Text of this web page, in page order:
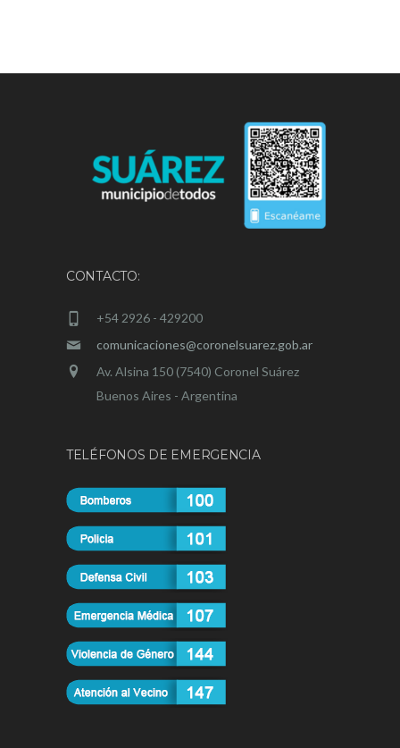
CONTACTO:
+54 2926 - 429200
comunicaciones@coronelsuarez.gob.ar
Av. Alsina 150 (7540) Coronel Suárez
Buenos Aires - Argentina
TELÉFONOS DE EMERGENCIA